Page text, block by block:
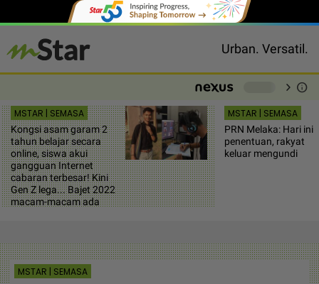
Urban. Versatil.
chevron_right info
MSTAR | SEMASA
Kongsi asam garam 2
tahun belajar secara
online, siswa akui
gangguan Internet
cabaran terbesar! Kini
Gen Z lega... Bajet 2022
macam-macam ada
MSTAR | SEMASA
PRN Melaka: Hari ini
penentuan, rakyat
keluar mengundi
MSTAR | SEMASA